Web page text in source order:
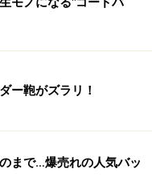
ー鞄がズラリ！
まで…爆売れの人気バッ